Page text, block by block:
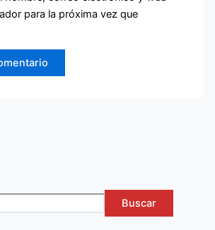
para la próxima vez que
Buscar